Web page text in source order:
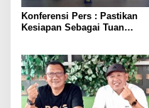
Konferensi Pers : Pastikan
Kesiapan Sebagai Tuan
Soeratin Cup Piala Gubernur
Lampung